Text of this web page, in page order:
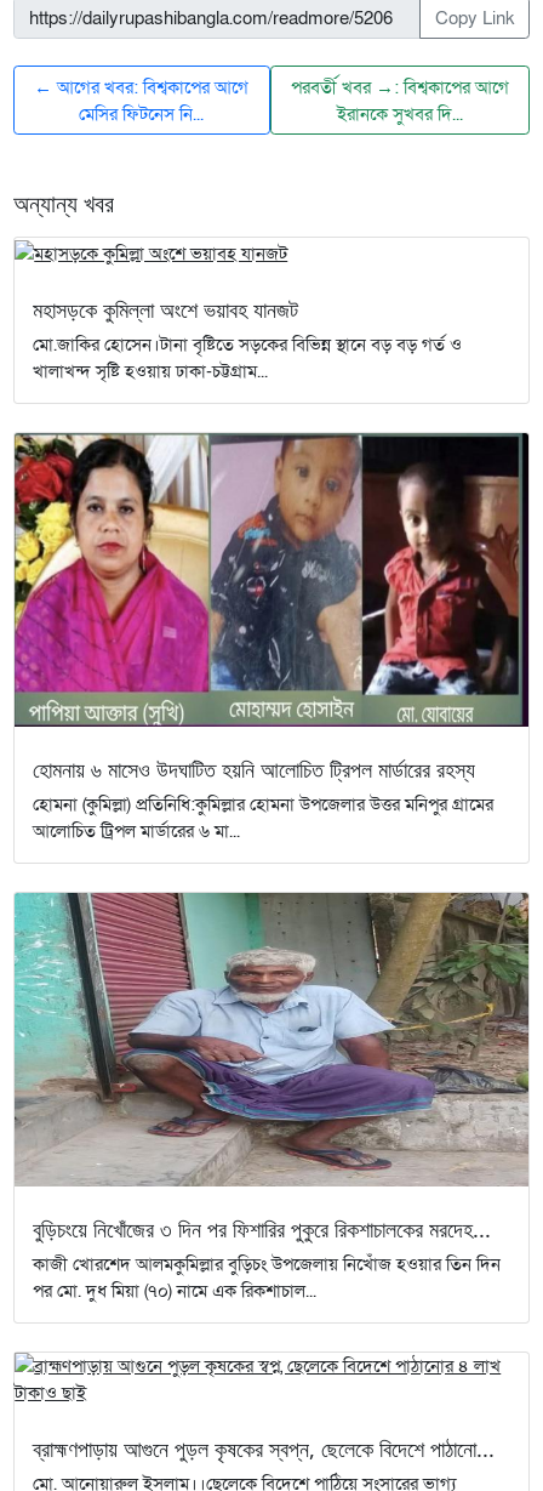
Copy Link
← আগের খবর: বিশ্বকাপের আগে
মেসির ফিটনেস নি...
পরবর্তী খবর →: বিশ্বকাপের আগে
ইরানকে সুখবর দি...
অন্যান্য খবর
মহাসড়কে কুমিল্লা অংশে ভয়াবহ যানজট
মো.জাকির হোসেন।টানা বৃষ্টিতে সড়কের বিভিন্ন স্থানে বড় বড় গর্ত ও
খালাখন্দ সৃষ্টি হওয়ায় ঢাকা-চট্টগ্রাম...
হোমনায় ৬ মাসেও উদঘাটিত হয়নি আলোচিত ট্রিপল মার্ডারের রহস্য
হোমনা (কুমিল্লা) প্রতিনিধি:কুমিল্লার হোমনা উপজেলার উত্তর মনিপুর গ্রামের
আলোচিত ট্রিপল মার্ডারের ৬ মা...
বুড়িচংয়ে নিখোঁজের ৩ দিন পর ফিশারির পুকুরে রিকশাচালকের মরদেহ...
কাজী খোরশেদ আলমকুমিল্লার বুড়িচং উপজেলায় নিখোঁজ হওয়ার তিন দিন
পর মো. দুধ মিয়া (৭০) নামে এক রিকশাচাল...
ব্রাহ্মণপাড়ায় আগুনে পুড়ল কৃষকের স্বপ্ন, ছেলেকে বিদেশে পাঠানো...
মো. আনোয়ারুল ইসলাম।।ছেলেকে বিদেশে পাঠিয়ে সংসারের ভাগ্য